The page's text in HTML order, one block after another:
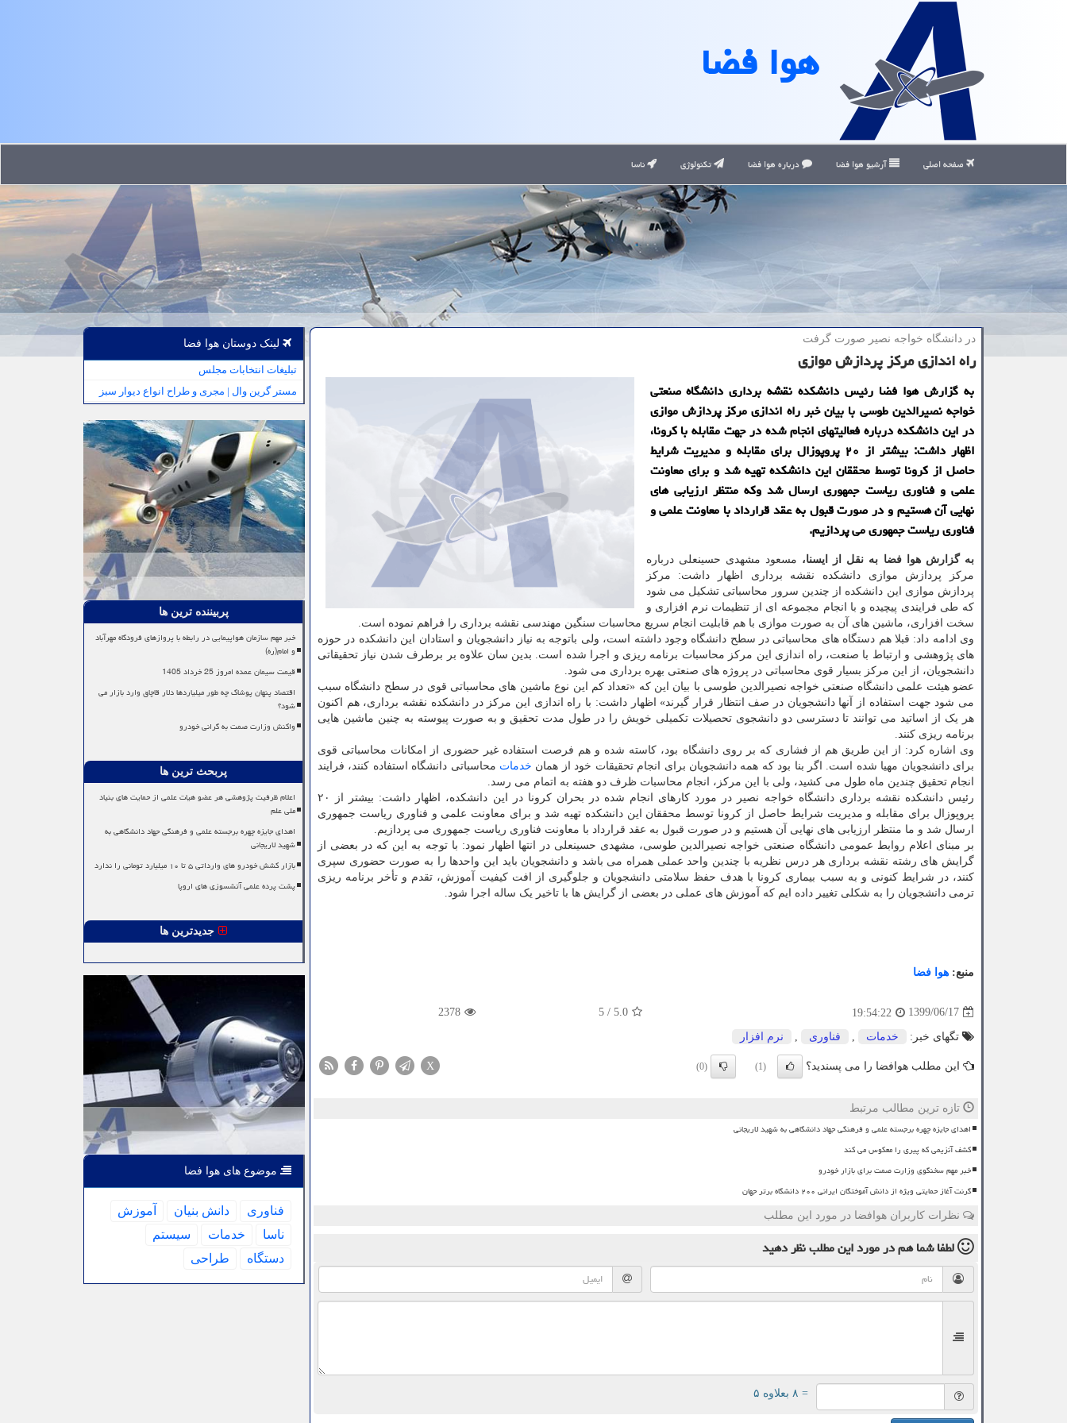
هوا فضا
صفحه اصلی آرشیو هوا فضا درباره هوا فضا تکنولوژی ناسا
در دانشگاه خواجه نصیر صورت گرفت
راه اندازی مركز پردازش موازی
به گزارش هوا فضا رئیس دانشكده نقشه برداری دانشگاه صنعتی
خواجه نصیرالدین طوسی با بیان خبر راه اندازی مركز پردازش موازی
در این دانشكده درباره فعالیتهای انجام شده در جهت مقابله با كرونا،
اظهار داشت: بیشتر از ۲۰ پروپوزال برای مقابله و مدیریت شرایط
حاصل از كرونا توسط محققان این دانشكده تهیه شد و برای معاونت
علمی و فناوری ریاست جمهوری ارسال شد وكه منتظر ارزیابی های
نهایی آن هستیم و در صورت قبول به عقد قرارداد با معاونت علمی و
فناوری ریاست جمهوری می پردازیم.
به گزارش هوا فضا به نقل از ایسنا، مسعود مشهدی حسینعلی درباره
مرکز پردازش موازی دانشکده نقشه برداری اظهار داشت: مرکز
پردازش موازی این دانشکده از چندین سرور محاسباتی تشکیل می شود
که طی فرایندی پیچیده و با انجام مجموعه ای از تنظیمات نرم افزاری و
سخت افزاری، ماشین های آن به صورت موازی با هم قابلیت انجام سریع محاسبات سنگین مهندسی نقشه برداری را فراهم نموده است.
وی ادامه داد: قبلا هم دستگاه های محاسباتی در سطح دانشگاه وجود داشته است، ولی باتوجه به نیاز دانشجویان و استادان این دانشکده در حوزه
های پژوهشی و ارتباط با صنعت، راه اندازی این مرکز محاسبات برنامه ریزی و اجرا شده است. بدین سان علاوه بر برطرف شدن نیاز تحقیقاتی
دانشجویان، از این مرکز بسیار قوی محاسباتی در پروژه های صنعتی بهره برداری می شود.
عضو هیئت علمی دانشگاه صنعتی خواجه نصیرالدین طوسی با بیان این که «تعداد کم این نوع ماشین های محاسباتی قوی در سطح دانشگاه سبب
می شود جهت استفاده از آنها دانشجویان در صف انتظار قرار گیرند» اظهار داشت: با راه اندازی این مرکز در دانشکده نقشه برداری، هم اکنون
هر یک از اساتید می توانند تا دسترسی دو دانشجوی تحصیلات تکمیلی خویش را در طول مدت تحقیق و به صورت پیوسته به چنین ماشین هایی
برنامه ریزی کنند.
وی اشاره کرد: از این طریق هم از فشاری که بر روی دانشگاه بود، کاسته شده و هم فرصت استفاده غیر حضوری از امکانات محاسباتی قوی
برای دانشجویان مهیا شده است. اگر بنا بود که همه دانشجویان برای انجام تحقیقات خود از همان خدمات محاسباتی دانشگاه استفاده کنند، فرایند
انجام تحقیق چندین ماه طول می کشید، ولی با این مرکز، انجام محاسبات ظرف دو هفته به اتمام می رسد.
رئیس دانشکده نقشه برداری دانشگاه خواجه نصیر در مورد کارهای انجام شده در بحران کرونا در این دانشکده، اظهار داشت: بیشتر از ۲۰
پروپوزال برای مقابله و مدیریت شرایط حاصل از کرونا توسط محققان این دانشکده تهیه شد و برای معاونت علمی و فناوری ریاست جمهوری
ارسال شد و ما منتظر ارزیابی های نهایی آن هستیم و در صورت قبول به عقد قرارداد با معاونت فناوری ریاست جمهوری می پردازیم.
بر مبنای اعلام روابط عمومی دانشگاه صنعتی خواجه نصیرالدین طوسی، مشهدی حسینعلی در انتها اظهار نمود: با توجه به این که در بعضی از
گرایش های رشته نقشه برداری هر درس نظریه با چندین واحد عملی همراه می باشد و دانشجویان باید این واحدها را به صورت حضوری سپری
کنند، در شرایط کنونی و به سبب بیماری کرونا با هدف حفظ سلامتی دانشجویان و جلوگیری از افت کیفیت آموزش، تقدم و تأخر برنامه ریزی
ترمی دانشجویان را به شکلی تغییر داده ایم که آموزش های عملی در بعضی از گرایش ها با تاخیر یک ساله اجرا شود.
منبع: هوا فضا
1399/06/17
19:54:22
5.0
/
5
2378
تگهای خبر: خدمات فناوری نرم افزار
این مطلب هوافضا را می پسندید؟ (1)
(0)
X
تازه ترین مطالب مرتبط
اهدای جایزه چهره برجسته علمی و فرهنگی جهاد دانشگاهی به شهید لاریجانی
کشف آنزیمی که پیری را معکوس می کند
خبر مهم سخنگوی وزارت صمت برای بازار خودرو
گرنت آغاز حمایتی ویژه از دانش آموختگان ایرانی ۲۰۰ دانشگاه برتر جهان
نظرات کاربران هوافضا در مورد این مطلب
لطفا شما همدر مورد این مطلبنظر دهید
= ۸ بعلاوه ۵
لینک دوستان هوا فضا
تبلیغات انتخابات مجلس
مستر گرین وال | مجری و طراح انواع دیوار سبز
پربیننده ترین ها
خبر مهم سازمان هواپیمایی در رابطه با پروازهای فرودگاه مهرآباد
و امام(ره)
قیمت سیمان عمده امروز 25 خرداد 1405
اقتصاد پنهان پوشاک چه طور میلیاردها دلار قاچاق وارد بازار می
شود؟
واکنش وزارت صمت به گرانی خودرو
پربحث ترین ها
اعلام ظرفیت پژوهشی هر عضو هیات علمی از حمایت های بنیاد
ملی علم
اهدای جایزه چهره برجسته علمی و فرهنگی جهاد دانشگاهی به
شهید لاریجانی
بازار کشش خودرو های وارداتی ۵ تا ۱۰ میلیارد تومانی را ندارد
پشت پرده علمی آتشسوزی های اروپا
جدیدترین ها
موضوع های هوا فضا
فناوری دانش بنیان
آموزش
ناسا
خدمات
سیستم
دستگاه
طراحی